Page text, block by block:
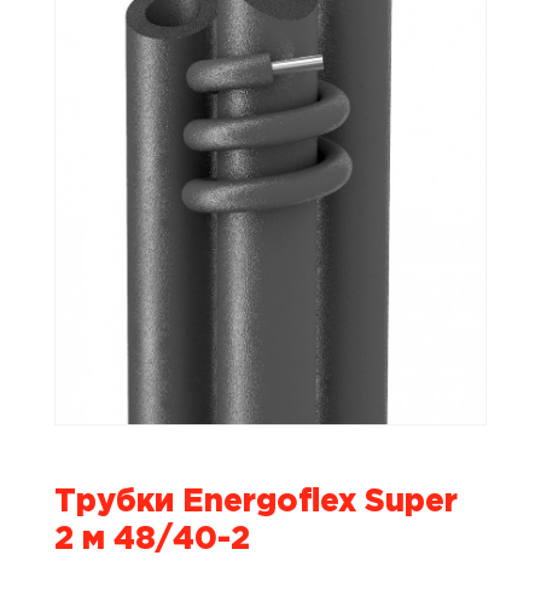
Трубки Energoflex Super
2 м 48/40-2